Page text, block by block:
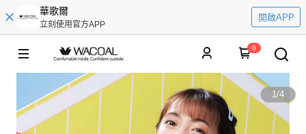
華歌爾
立刻使用官方APP
開啟APP
0
1/4